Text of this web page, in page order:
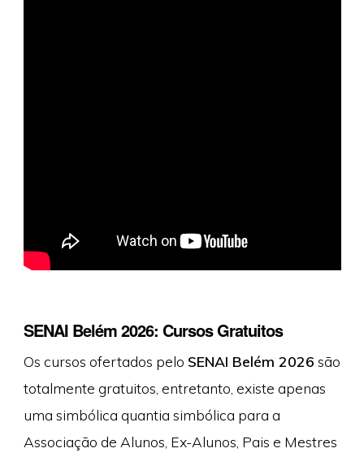
SENAI Belém 2026: Cursos Gratuitos
Os cursos ofertados pelo SENAI Belém 2026 são
totalmente gratuitos, entretanto, existe apenas
uma simbólica quantia simbólica para a
Associação de Alunos, Ex-Alunos, Pais e Mestres